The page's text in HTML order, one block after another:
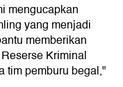
mengucapkan
yang menjadi
memberikan
Kriminal
tim pemburu begal,"